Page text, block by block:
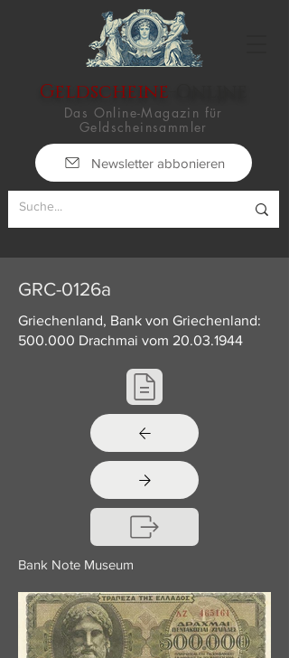
Geldscheine
Das Online-Magazin für
Geldscheinsammler
Newsletter abbonieren
GRC-0126a
Griechenland, Bank von Griechenland:
500.000 Drachmai vom 20.03.1944
Bank Note Museum